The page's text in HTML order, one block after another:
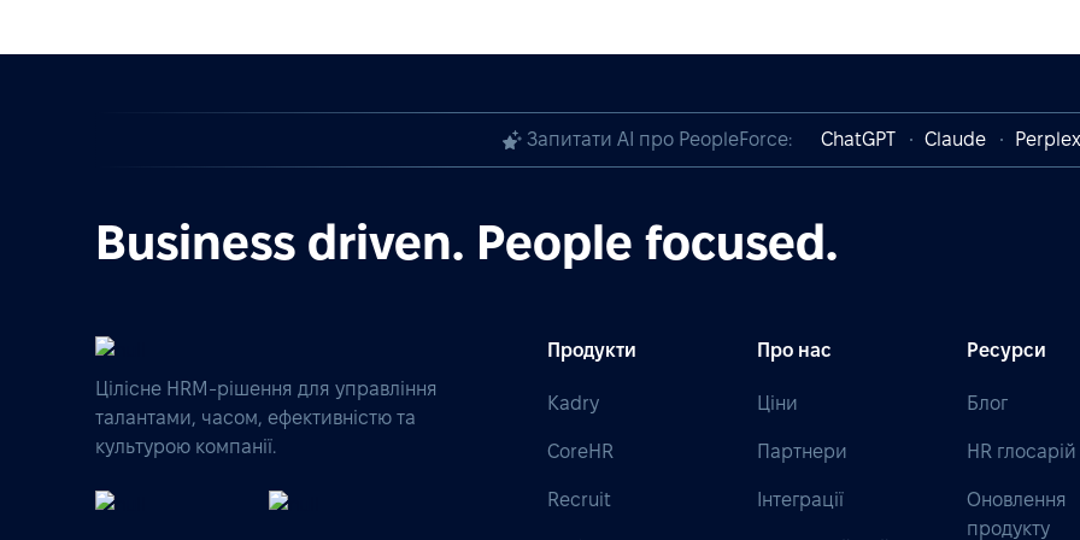
Запитати AI про PeopleForce: ChatGPT Claude
Business driven. People focused.
Цілісне HRM-рішення для управління
талантами, часом, ефективністю та
культурою компанії.
Продукти
Kadry
CoreHR
Recruit
Про нас
Ціни
Партнери
Інтеграції
Ресурси
Блог
HR глосарій
Оновлення
продукту